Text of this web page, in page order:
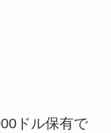
ドル保有で